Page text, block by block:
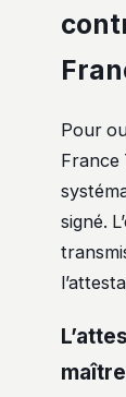
Pour
France
signé.